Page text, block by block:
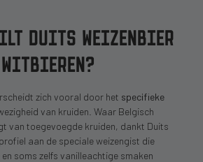
DUITS WEIZENBIER
zich vooral door het specifieke
van kruiden. Waar Belgisch
van toegevoegde kruiden, dankt Duits
aan de speciale weizengist die
soms zelfs vanilleachtige smaken